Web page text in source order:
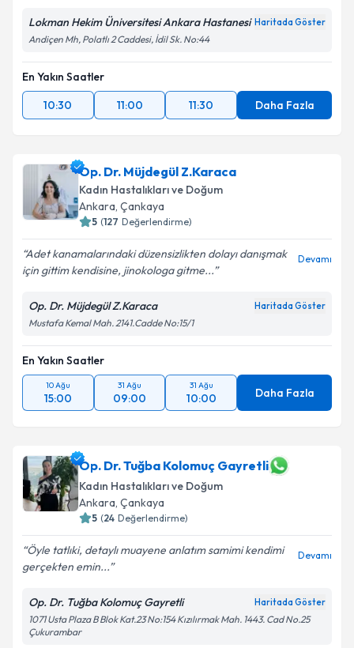
Lokman Hekim Üniversitesi Ankara Hastanesi Haritada Göster
Andiçen Mh, Polatlı 2 Caddesi, İdil Sk. No:44
En Yakın Saatler
10:30
11:00 11:30 Daha Fazla
Op. Dr. Müjdegül Z.Karaca
Kadın Hastalıkları ve Doğum
Ankara, Çankaya
5 (127 Değerlendirme)
Adet kanamalarındaki düzensizlikten dolayı danışmak
için gittim kendisine, jinokologa gitme...
Devamı
Op. Dr. Müjdegül Z.Karaca Haritada Göster
Mustafa Kemal Mah. 2141.Cadde No:15/1
En Yakın Saatler
10 Ağu
15:00
31 Ağu
09:00
31 Ağu
10:00 Daha Fazla
Op. Dr. Tuğba Kolomuç Gayretli
Kadın Hastalıkları ve Doğum
Ankara, Çankaya
5 (24 Değerlendirme)
Öyle tatlıki, detaylı muayene anlatım samimi kendimi
gerçekten emin...
Devamı
Op. Dr. Tuğba Kolomuç Gayretli Haritada Göster
1071 Usta Plaza B Blok Kat.23 No:154 Kızılırmak Mah. 1443. Cad No.25
Çukurambar